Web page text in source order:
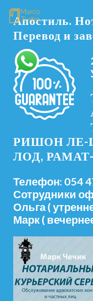
Апостиль.
Перевод и
РИШОН ЛЕ-
ЛОД,
Телефон: 054
Сотрудники
Ольга (
Марк (